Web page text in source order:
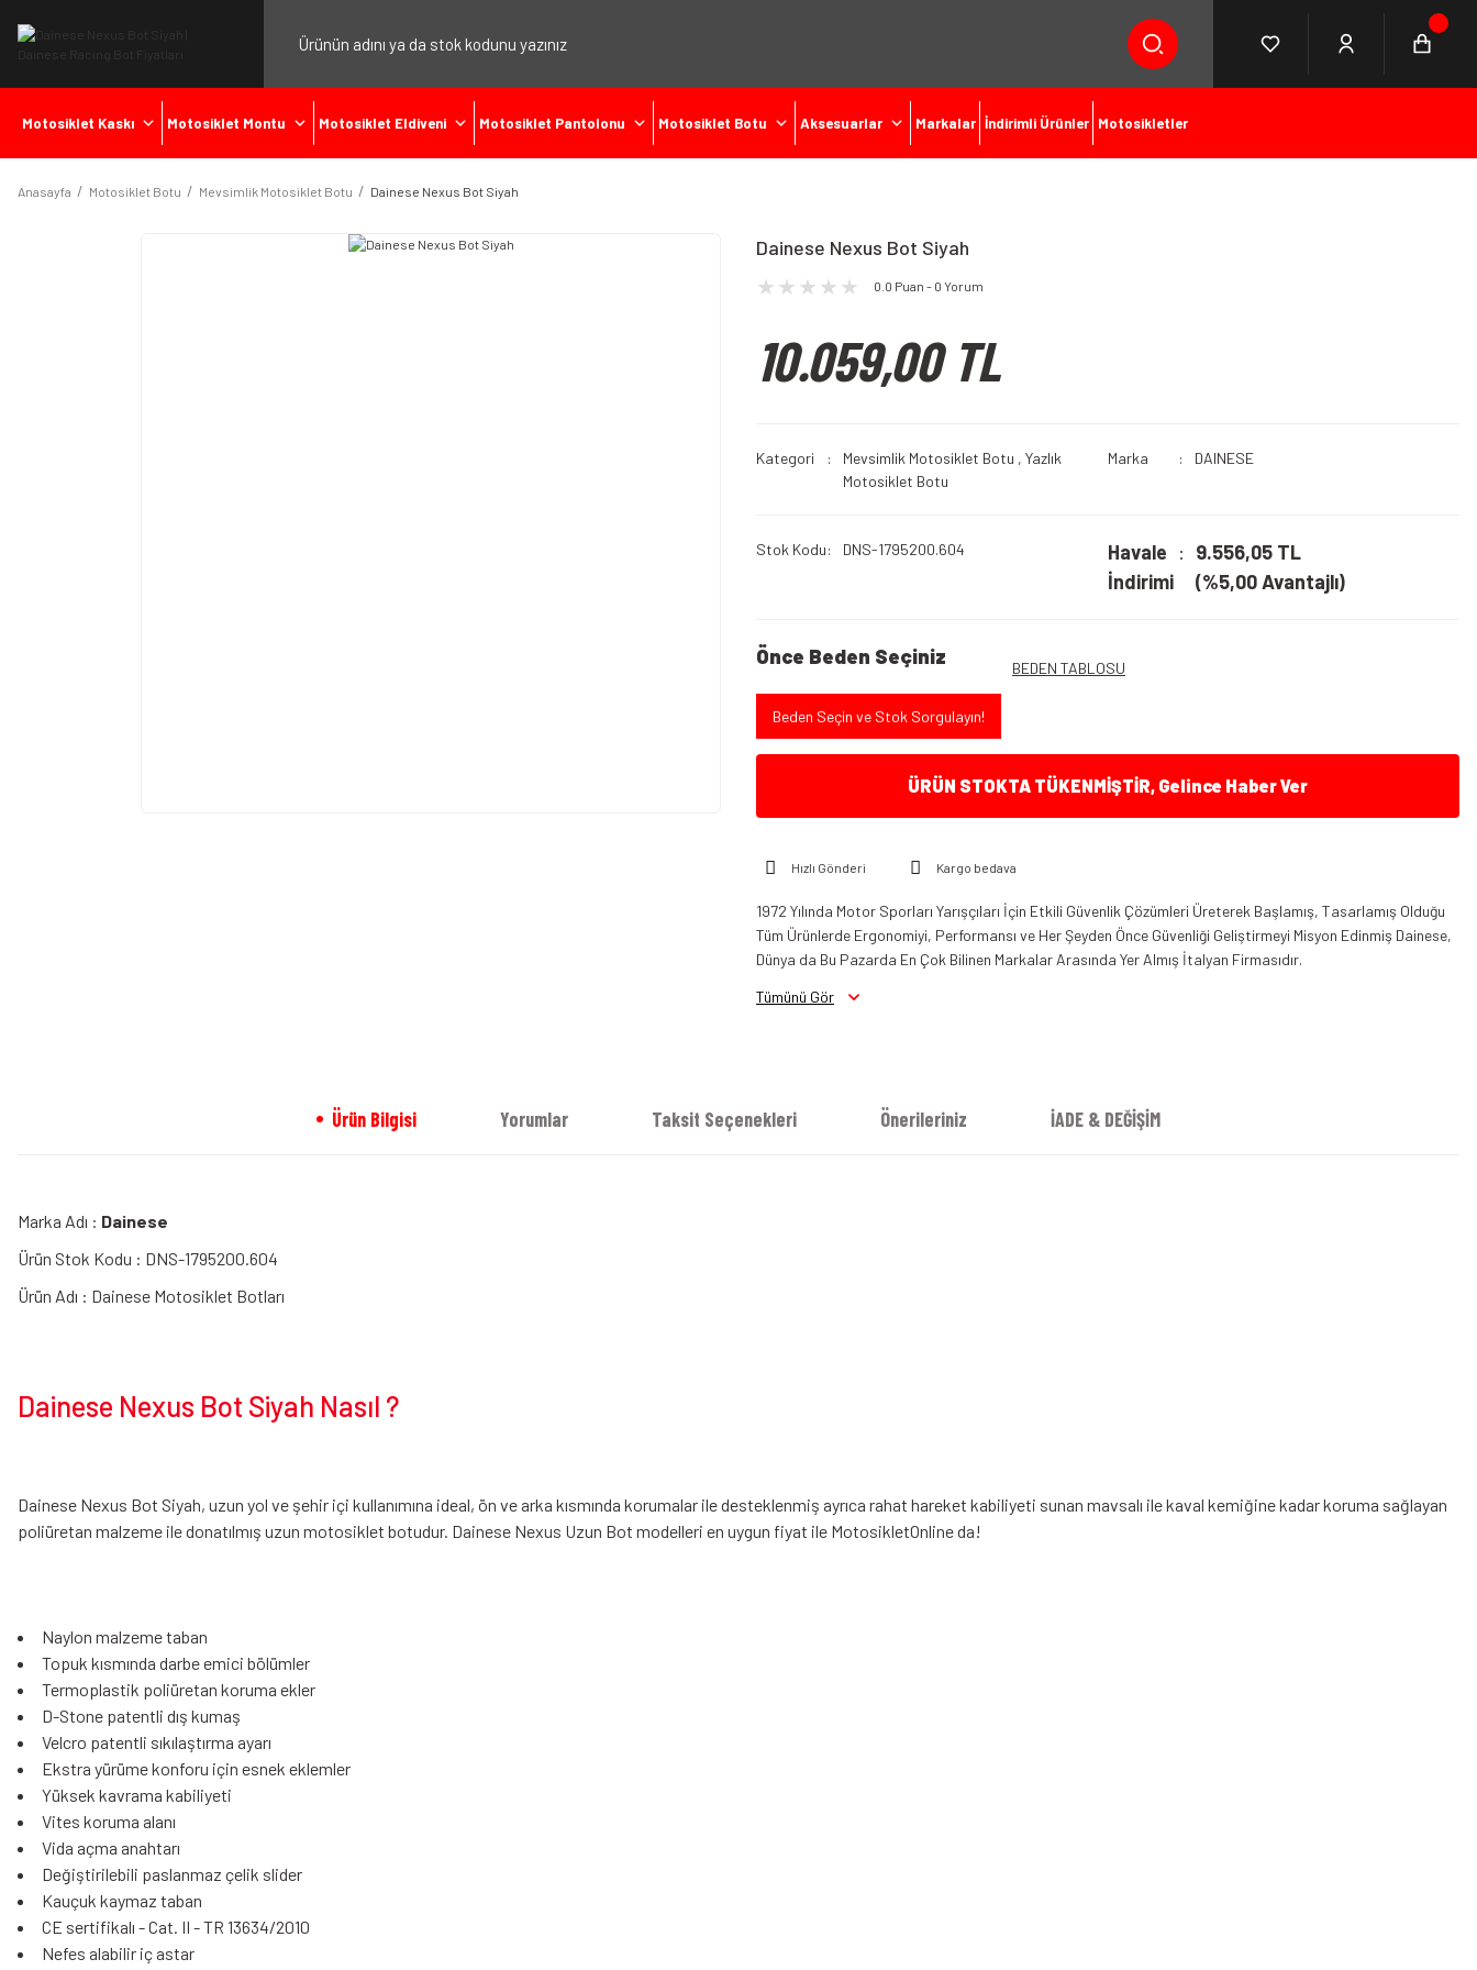
Motosiklet Kaskı Motosiklet Montu Motosiklet Eldiveni Motosiklet Pantolonu Motosiklet Botu Aksesuarlar Markalar İndirimli Ürünler Motosikletler
Anasayfa Motosiklet Botu Mevsimlik Motosiklet Botu Dainese Nexus Bot Siyah
Dainese Nexus Bot Siyah
0.0 Puan - 0 Yorum
10.059,00 TL
Kategori Mevsimlik Motosiklet Botu , Yazlık
Motosiklet Botu
Marka DAINESE
Stok Kodu DNS-1795200.604
Havale
İndirimi
9.556,05 TL
(%5,00 Avantajlı)
Önce Beden Seçiniz BEDEN TABLOSU
Beden Seçin ve Stok Sorgulayın!
ÜRÜN STOKTA TÜKENMİŞTİR, Gelince Haber Ver
Hızlı Gönderi Kargo bedava
1972 Yılında Motor Sporları Yarışçıları İçin Etkili Güvenlik Çözümleri Üreterek Başlamış, Tasarlamış Olduğu
Tüm Ürünlerde Ergonomiyi, Performansı ve Her Şeyden Önce Güvenliği Geliştirmeyi Misyon Edinmiş Dainese,
Dünya da Bu Pazarda En Çok Bilinen Markalar Arasında Yer Almış İtalyan Firmasıdır.
Tümünü Gör
Ürün Bilgisi Yorumlar Taksit Seçenekleri Önerileriniz İADE & DEĞİŞİM
Marka Adı : Dainese
Ürün Stok Kodu : DNS-1795200.604
Ürün Adı : Dainese Motosiklet Botları
Dainese Nexus Bot Siyah Nasıl ?
Dainese Nexus Bot Siyah, uzun yol ve şehir içi kullanımına ideal, ön ve arka kısmında korumalar ile desteklenmiş ayrıca rahat hareket kabiliyeti sunan mavsalı ile kaval kemiğine kadar koruma sağlayan
poliüretan malzeme ile donatılmış uzun motosiklet botudur. Dainese Nexus Uzun Bot modelleri en uygun fiyat ile MotosikletOnline da!
Naylon malzeme taban
Topuk kısmında darbe emici bölümler
Termoplastik poliüretan koruma ekler
D-Stone patentli dış kumaş
Velcro patentli sıkılaştırma ayarı
Ekstra yürüme konforu için esnek eklemler
Yüksek kavrama kabiliyeti
Vites koruma alanı
Vida açma anahtarı
Değiştirilebili paslanmaz çelik slider
Kauçuk kaymaz taban
CE sertifikalı - Cat. II - TR 13634/2010
Nefes alabilir iç astar